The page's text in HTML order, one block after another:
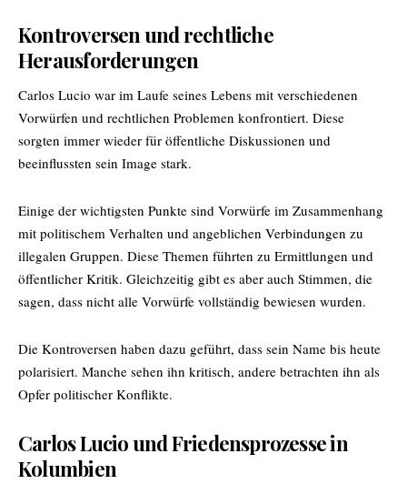
Kontroversen und rechtliche
Herausforderungen
Carlos Lucio war im Laufe seines Lebens mit verschiedenen
Vorwürfen und rechtlichen Problemen konfrontiert. Diese
sorgten immer wieder für öffentliche Diskussionen und
beeinflussten sein Image stark.
Einige der wichtigsten Punkte sind Vorwürfe im Zusammenhang
mit politischem Verhalten und angeblichen Verbindungen zu
illegalen Gruppen. Diese Themen führten zu Ermittlungen und
öffentlicher Kritik. Gleichzeitig gibt es aber auch Stimmen, die
sagen, dass nicht alle Vorwürfe vollständig bewiesen wurden.
Die Kontroversen haben dazu geführt, dass sein Name bis heute
polarisiert. Manche sehen ihn kritisch, andere betrachten ihn als
Opfer politischer Konflikte.
Carlos Lucio und Friedensprozesse in
Kolumbien